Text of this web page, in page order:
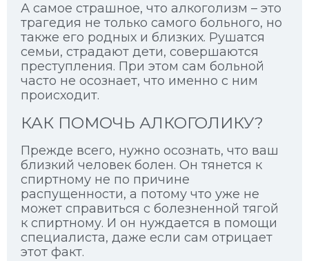
А самое страшное, что алкоголизм – это
трагедия не только самого больного, но
также его родных и близких. Рушатся
семьи, страдают дети, совершаются
преступления. При этом сам больной
часто не осознает, что именно с ним
происходит.
КАК ПОМОЧЬ АЛКОГОЛИКУ?
Прежде всего, нужно осознать, что ваш
близкий человек болен. Он тянется к
спиртному не по причине
распущенности, а потому что уже не
может справиться с болезненной тягой
к спиртному. И он нуждается в помощи
специалиста, даже если сам отрицает
этот факт.